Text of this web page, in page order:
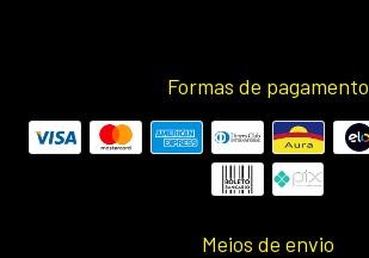
Formas de pagamento
Meios de envio